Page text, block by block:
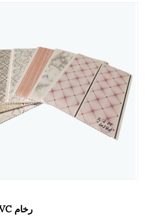
رخام PVC لوحة الحائط